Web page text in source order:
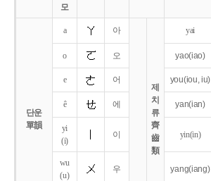
모
단운
單韻
a 아
제
치
류
齊
齒
類
yai
o 오 yao(iao)
e 어 you(iou,iu)
ê 에 yan(ian)
yi
(i)
이 yin(in)
wu
(u)
우 yang(iang)